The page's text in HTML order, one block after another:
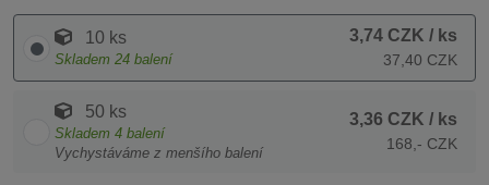
10 ks
Skladem 24 balení
3,74 CZK / ks
37,40 CZK
50 ks
Skladem 4 balení
Vychystáváme z menšího balení
3,36 CZK / ks
168,- CZK